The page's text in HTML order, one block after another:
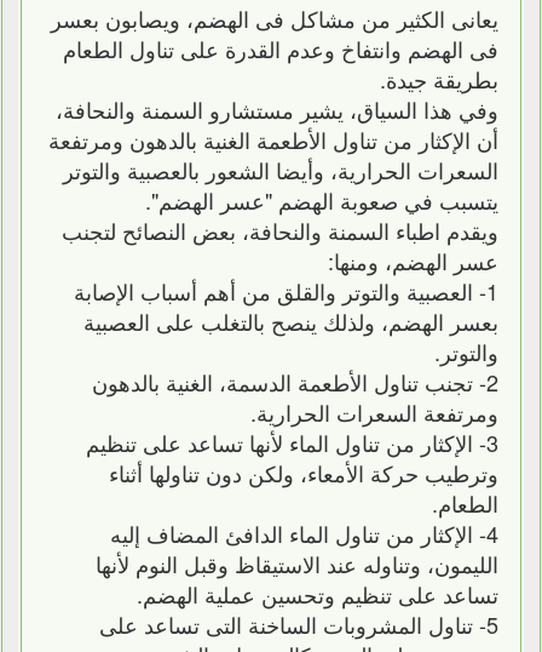
يعانى الكثير من مشاكل فى الهضم، ويصابون بعسر
فى الهضم وانتفاخ وعدم القدرة على تناول الطعام
بطريقة جيدة.
وفي هذا السياق، يشير مستشارو السمنة والنحافة،
أن الإكثار من تناول الأطعمة الغنية بالدهون ومرتفعة
السعرات الحرارية، وأيضا الشعور بالعصبية والتوتر
يتسبب في صعوبة الهضم "عسر الهضم".
ويقدم اطباء السمنة والنحافة، بعض النصائح لتجنب
عسر الهضم، ومنها:
1- العصبية والتوتر والقلق من أهم أسباب الإصابة
بعسر الهضم، ولذلك ينصح بالتغلب على العصبية
والتوتر.
2- تجنب تناول الأطعمة الدسمة، الغنية بالدهون
ومرتفعة السعرات الحرارية.
3- الإكثار من تناول الماء لأنها تساعد على تنظيم
وترطيب حركة الأمعاء، ولكن دون تناولها أثناء
الطعام.
4- الإكثار من تناول الماء الدافئ المضاف إليه
الليمون، وتناوله عند الاستيقاظ وقبل النوم لأنها
تساعد على تنظيم وتحسين عملية الهضم.
5- تناول المشروبات الساخنة التى تساعد على